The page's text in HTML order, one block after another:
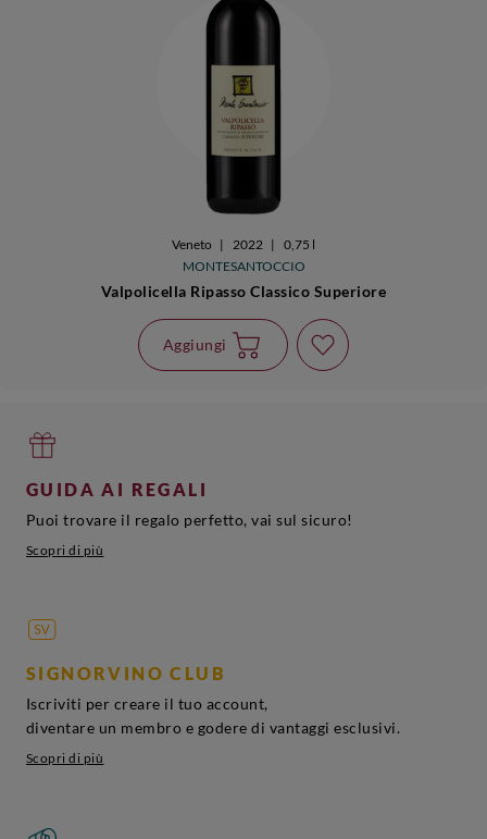
Veneto | 2022 |
0,75 l
MONTESANTOCCIO
Valpolicella Ripasso Classico Superiore
Aggiungi
GUIDA AI REGALI
Puoi trovare il regalo perfetto, vai sul sicuro!
Scopri di più
SIGNORVINO CLUB
Iscriviti per creare il tuo account,
diventare un membro e godere di vantaggi esclusivi.
Scopri di più